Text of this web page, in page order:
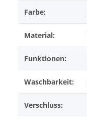
Farbe:
Material:
Funktionen:
Waschbarkeit:
Verschluss: